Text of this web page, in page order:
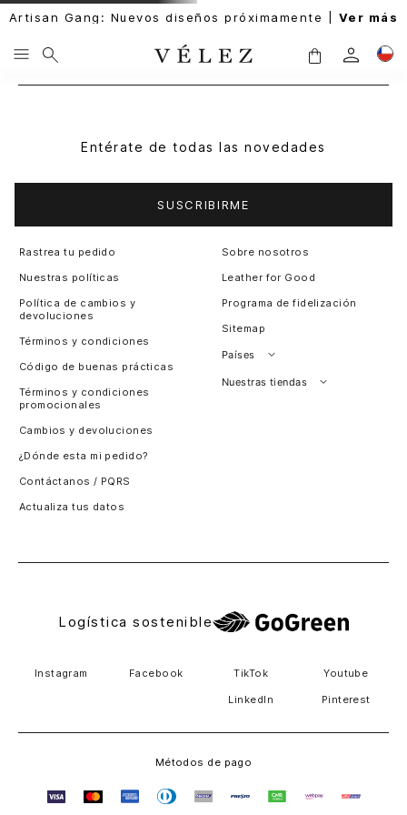
Artisan Gang: Nuevos diseños próximamente | Ver más
Entérate de todas las novedades
SUSCRIBIRME
Rastrea tu pedido
Nuestras políticas
Política de cambios y
devoluciones
Términos y condiciones
Código de buenas prácticas
Términos y condiciones
promocionales
Cambios y devoluciones
¿Dónde esta mi pedido?
Contáctanos / PQRS
Actualiza tus datos
Sobre nosotros
Leather for Good
Programa de fidelización
Sitemap
Países
Perú
Nuestras tiendas
Logística sostenible
Instagram Facebook TikTok Youtube
LinkedIn Pinterest
Métodos de pago